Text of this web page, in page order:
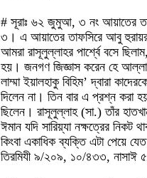
# সূরাঃ ৬২ জুমুআ, ৩ নং আয়াতের
৩। এ আয়াতের তাফসিরে আবু
আমরা রাসূলুল্লাহর পার্শ্বে বসে
হয়। জনগণ জিজ্ঞাস করেন হে
লাম্মা ইয়ালহাকু বিহিম’ দ্বারা
দিলেন না। তিন বার এ প্রশ্ন করা
ছিলেন। রাসূলুল্লাহ (সা.) তাঁর
ঈমান যদি সারিয়্যা নক্ষত্রের
কিংবা একাধিক ব্যক্তি এটা পেয়ে
তিরমিযী ৯/২০৯, ১০/৪৩৩,